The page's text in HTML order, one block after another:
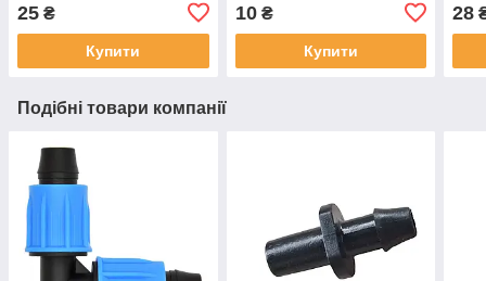
25 ₴
Купити
10₴
Купити
28
Подібні товари компанії